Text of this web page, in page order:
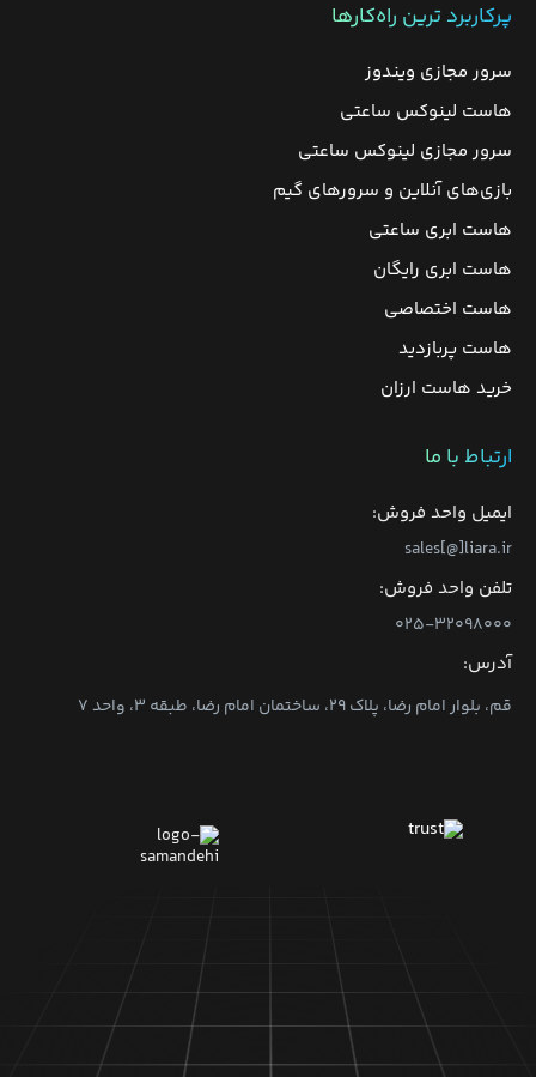
پرکاربرد ترین راه‌کارها
سرور مجازی ویندوز
هاست لینوکس ساعتی
سرور مجازی لینوکس ساعتی
بازی‌های آنلاین و سرورهای گیم
هاست ابری ساعتی
هاست ابری رایگان
هاست اختصاصی
هاست پربازدید
خرید هاست ارزان
ارتباط با ما
ایمیل واحد فروش:
sales[@]liara.ir
تلفن واحد فروش:
۰۲۵-۳۲۰۹۸۰۰۰
آدرس:
قم، بلوار امام رضا، پلاک ۲۹، ساختمان امام رضا، طبقه ۳، واحد ۷